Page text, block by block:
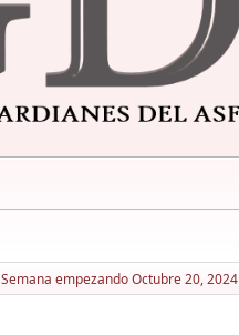
Semana empezando Octubre 20, 2024